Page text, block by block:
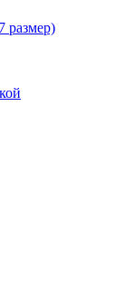
размер)